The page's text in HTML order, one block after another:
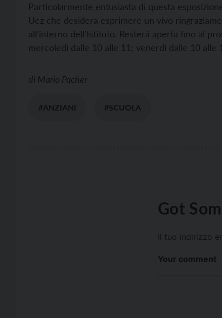
Particolarmente entusiasta di questa
Uez che desidera esprimere un vivo
all’interno dell’Istituto. Resterà aperta fino al
mercoledì dalle 10 alle 11; venerdì dalle 10
di Mario Pacher
#ANZIANI #SCUOLA
Got
Il tuo indirizzo
Your comment